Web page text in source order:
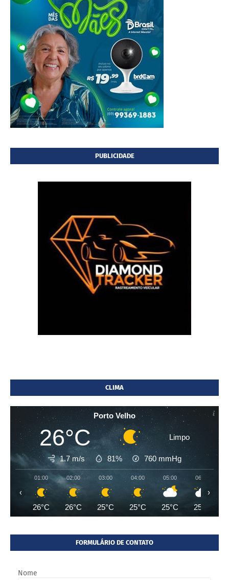
PUBLICIDADE
CLIMA
Porto Velho
26°C Limpo
1.7 m/s 81% 760 mmHg
01:00
26°C
02:00
26°C
03:00
25°C
04:00
25°C
05:00
25°C
06:00
25°C
‹ ›
FORMULÁRIO DE CONTATO
Nome